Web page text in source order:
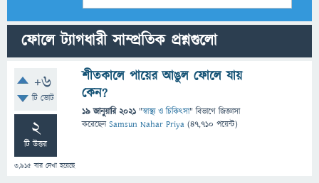
ফোলে ট্যাগধারী সাম্প্রতিক প্রশ্নগুলো
+6
টি ভোট
2
টি উত্তর
3,915 বার দেখা হয়েছে
শীতকালে পায়ের আঙুল ফোলে যায়
কেন?
19 জানুয়ারি 2021 "স্বাস্থ্য ও চিকিৎসা" বিভাগে জিজ্ঞাসা
করেছেনSamsun Nahar Priya (47,710 পয়েন্ট)